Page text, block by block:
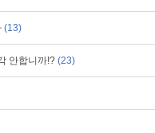
(13)
안합니까!? (23)